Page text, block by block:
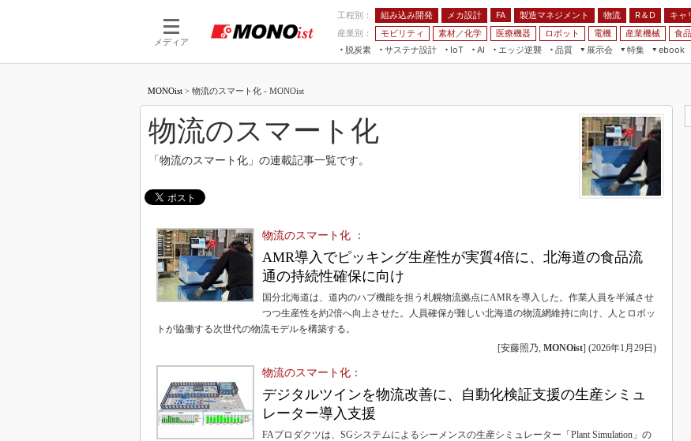
メディア
工程別： 組み込み開発 メカ設計 FA 製造マネジメント 物流 R＆D
キャ
産業別：
モビリティ 素材／化学 医療機器 ロボット 電機 産業機械 食
脱炭素
サステナ設計
IoT
つながる工場
つながるサービス
AI
Physical AI
エッジ逆襲 品質
展示会
人テク展
EdgeTech+
日本ものづくりワールド
AUTOMOTIVE WORLD
特集
Windows Embedded
ISO26262
インダストリー4.0
ebook
MONOist > 物流のスマート化 - MONOist
物流のスマート化
「物流のスマート化」の連載記事一覧です。
物流のスマート化 ：
AMR導入でピッキング生産性が実質4倍に、北海道の食品流
通の持続性確保に向け
国分北海道は、道内のハブ機能を担う札幌物流拠点にAMRを導入した。作業人員を半減させ
つつ生産性を約2倍へ向上させた。人員確保が難しい北海道の物流網維持に向け、人とロボッ
トが協働する次世代の物流モデルを構築する。
[安藤照乃, MONOist] (2026年1月29日 )
物流のスマート化：
デジタルツインを物流改善に、自動化検証支援の生産シミュ
レーター導入支援
FAプロダクツは、SGシステムによるシーメンスの生産シミュレーター「Plant Simulation」の